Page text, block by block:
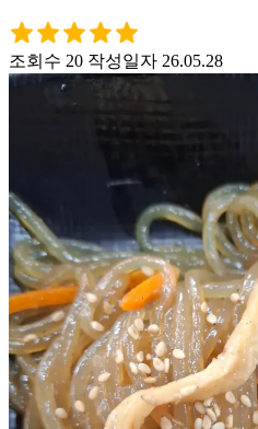
조회수 20 작성일자 26.05.28